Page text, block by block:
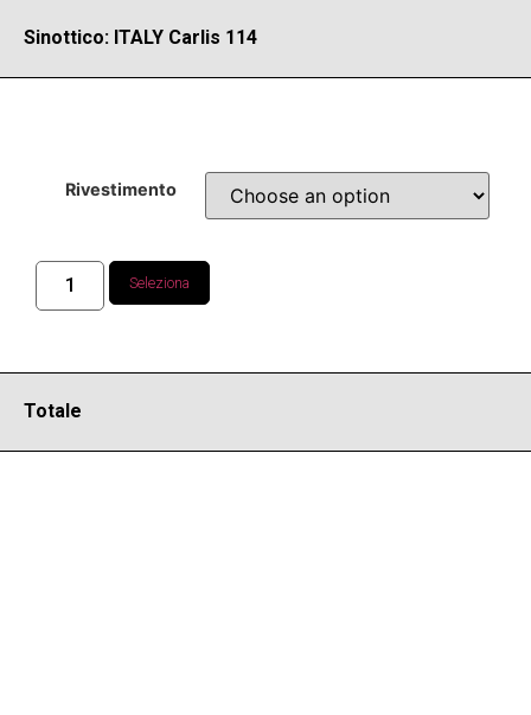
Sinottico: ITALY Carlis 114
Rivestimento
Seleziona
Totale